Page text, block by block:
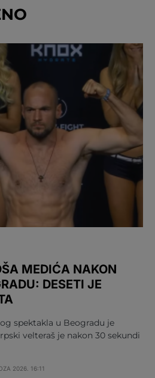
MEDIĆA NAKON
DESETI JE
spektakla u Beogradu je
velteraš je nakon 30 sekundi
2026. 16:11